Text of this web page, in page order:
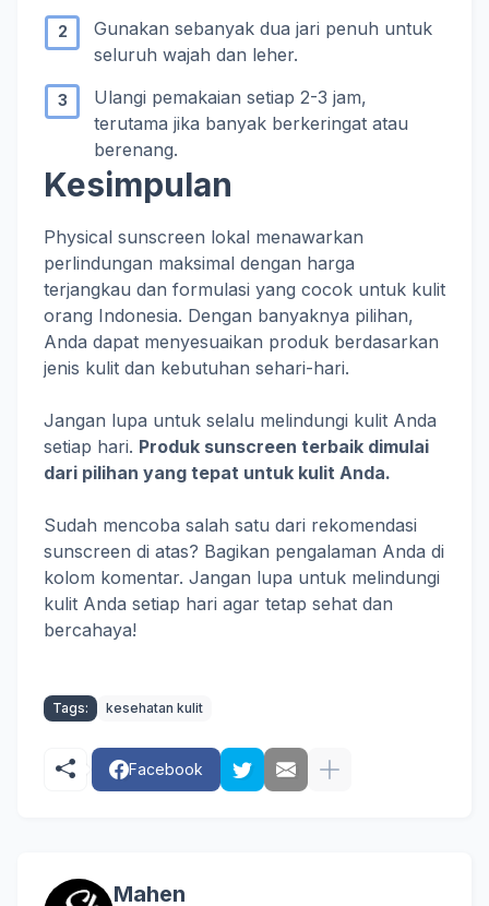
Gunakan sebanyak dua jari penuh untuk
seluruh wajah dan leher.
Ulangi pemakaian setiap 2-3 jam,
terutama jika banyak berkeringat atau
berenang.
Kesimpulan
Physical sunscreen lokal menawarkan
perlindungan maksimal dengan harga
terjangkau dan formulasi yang cocok untuk kulit
orang Indonesia. Dengan banyaknya pilihan,
Anda dapat menyesuaikan produk berdasarkan
jenis kulit dan kebutuhan sehari-hari.
Jangan lupa untuk selalu melindungi kulit Anda
setiap hari. Produk sunscreen terbaik dimulai
dari pilihan yang tepat untuk kulit Anda.
Sudah mencoba salah satu dari rekomendasi
sunscreen di atas? Bagikan pengalaman Anda di
kolom komentar. Jangan lupa untuk melindungi
kulit Anda setiap hari agar tetap sehat dan
bercahaya!
Tags: kesehatan kulit
Facebook
Mahen